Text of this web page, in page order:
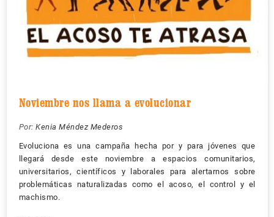
Noviembre nos llama a evolucionar
Por: Kenia Méndez Mederos
Evoluciona es una campaña hecha por y para jóvenes que
llegará desde este noviembre a espacios comunitarios,
universitarios, científicos y laborales para alertarnos sobre
problemáticas naturalizadas como el acoso, el control y el
machismo.